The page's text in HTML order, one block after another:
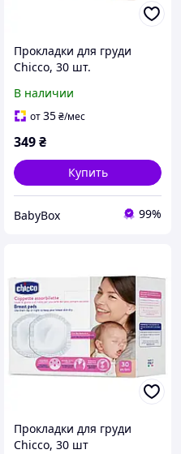
Прокладки для груди
Chicco, 30 шт.
В наличии
от35₴/мес
349₴
Купить
BabyBox 99%
Прокладки для груди
Chicco, 30 шт